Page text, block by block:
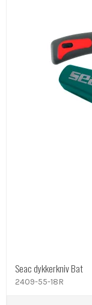
Seac dykkerkniv Bat
2409-55-18R